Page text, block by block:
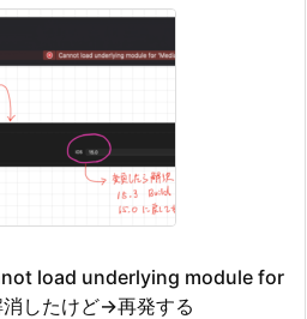
load underlying module for
したけど→再発する